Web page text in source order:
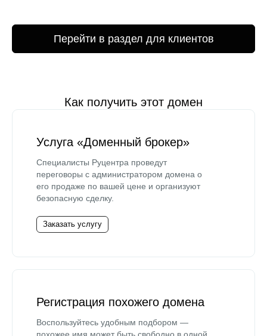
Перейти в раздел для клиентов
Как получить этот домен
Услуга «Доменный брокер»
Специалисты Руцентра проведут
переговоры с администратором домена о
его продаже по вашей цене и организуют
безопасную сделку.
Заказать услугу
Регистрация похожего домена
Воспользуйтесь удобным подбором —